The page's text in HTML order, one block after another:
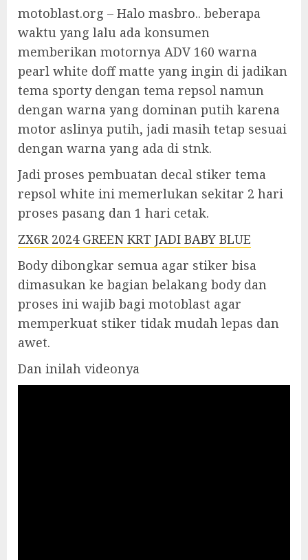
motoblast.org – Halo masbro.. beberapa
waktu yang lalu ada konsumen
memberikan motornya ADV 160 warna
pearl white doff matte yang ingin di jadikan
tema sporty dengan tema repsol namun
dengan warna yang dominan putih karena
motor aslinya putih, jadi masih tetap sesuai
dengan warna yang ada di stnk.
Jadi proses pembuatan decal stiker tema
repsol white ini memerlukan sekitar 2 hari
proses pasang dan 1 hari cetak.
ZX6R 2024 GREEN KRT JADI BABY BLUE
Body dibongkar semua agar stiker bisa
dimasukan ke bagian belakang body dan
proses ini wajib bagi motoblast agar
memperkuat stiker tidak mudah lepas dan
awet.
Dan inilah videonya